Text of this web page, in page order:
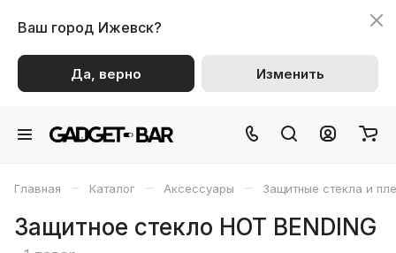
Ваш город Ижевск?
Да, верно Изменить
Главная – Каталог – Аксессуары – Защитные стекла и
Защитное стекло HOT BENDING